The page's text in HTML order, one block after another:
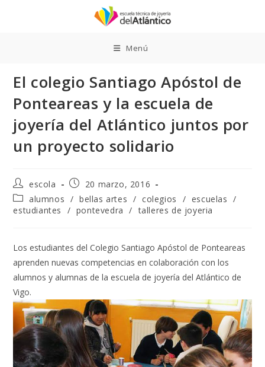
Menú
El colegio Santiago Apóstol de
Ponteareas y la escuela de
joyería del Atlántico juntos por
un proyecto solidario
Autor
de
la
entrada:
escola
Publicación
de
la
entrada:
20 marzo, 2016
Categoría
de
alumnos / bellas artes / colegios / escuelas /
estudiantes
/ pontevedra / talleres de joyeria
Los estudiantes del Colegio Santiago Apóstol de Ponteareas
aprenden nuevas competencias en colaboración con los
alumnos y alumnas de la escuela de joyería del Atlántico de
Vigo.